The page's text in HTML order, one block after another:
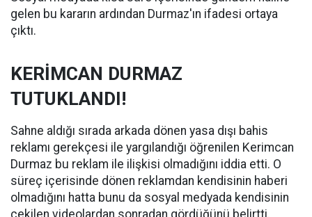
gelen bu kararın ardından Durmaz'ın ifadesi ortaya
çıktı.
KERİMCAN DURMAZ
TUTUKLANDI!
Sahne aldığı sırada arkada dönen yasa dışı bahis
reklamı gerekçesi ile yargılandığı öğrenilen Kerimcan
Durmaz bu reklam ile ilişkisi olmadığını iddia etti. O
süreç içerisinde dönen reklamdan kendisinin haberi
olmadığını hatta bunu da sosyal medyada kendisinin
çekilen videolardan sonradan gördüğünü belirtti.